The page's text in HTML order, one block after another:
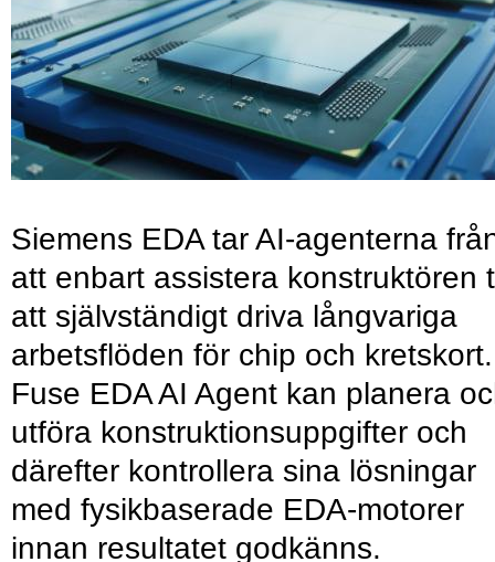
Siemens EDA tar AI-agenterna
att enbart assistera konstruktören
att självständigt driva långvariga
arbetsflöden för chip och kretskort.
Fuse EDA AI Agent kan planera
utföra konstruktionsuppgifter och
därefter kontrollera sina lösningar
med fysikbaserade EDA-motorer
innan resultatet godkänns.